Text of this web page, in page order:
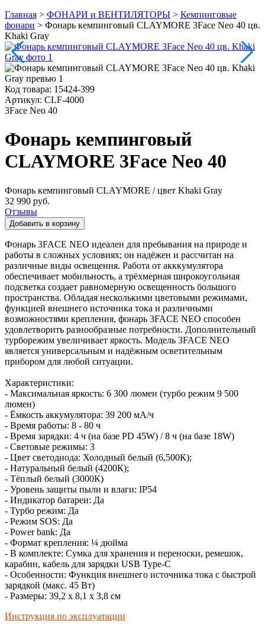
Главная > ФОНАРИ и ВЕНТИЛЯТОРЫ > Кемпинговые
фонари > Фонарь кемпинговый CLAYMORE 3Face Neo 40 цв.
Khaki Gray
Код товара: 15424-399
Артикул: CLF-4000
3Face Neo 40
Фонарь кемпинговый
CLAYMORE 3Face Neo 40
Фонарь кемпинговый CLAYMORE / цвет Khaki Gray
32 990 руб.
Отзывы
Фонарь 3FACE NEO идеален для пребывания на природе и
работы в сложных условиях; он надёжен и рассчитан на
различные виды освещения. Работа от акккумулятора
обеспечивает мобильность, а трёхмерная широкоугольная
подсветка создает равномерную освещенность большого
пространства. Обладая несколькими цветовыми режимами,
функцией внешнего источника тока и различными
возможностями крепления, фонарь 3FACE NEO способен
удовлетворить разнообразные потребности. Дополнительный
турборежим увеличивает яркость. Модель 3FACE NEO
является универсальным и надёжным осветительным
прибором для любой ситуации.
Характеристики:
- Максимальная яркость: 6 300 люмен (турбо режим 9 500
люмен)
- Ёмкость аккумулятора: 39 200 мА/ч
- Время работы: 8 - 80 ч
- Время зарядки: 4 ч (на базе PD 45W) / 8 ч (на базе 18W)
- Световые режимы: 3
- Цвет светодиода: Холодный белый (6,500К);
- Натуральный белый (4200К);
- Тёплый белый (3000К)
- Уровень защиты пыли и влаги: IP54
- Индикатор батареи: Да
- Турбо режим: Да
- Режим SOS: Да
- Power bank: Да
- Формат крепления: ¼ дюйма
- В комплекте: Сумка для хранения и переноски, ремешок,
карабин, кабель для зарядки USB Type-C
- Особенности: Функция внешнего источника тока с быстрой
зарядкой (макс. 45 Вт)
- Размеры: 39,2 х 8,1 х 3,8 см
Инструкция по эксплуатации